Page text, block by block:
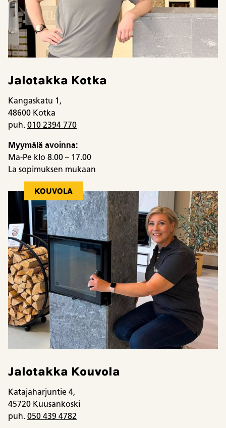
Jalotakka Kotka
Kangaskatu 1,
48600 Kotka
puh. 010 2394 770
Myymälä avoinna:
Ma-Pe klo 8.00 – 17.00
La sopimuksen mukaan
KOUVOLA
Jalotakka Kouvola
Katajaharjuntie 4,
45720 Kuusankoski
puh. 050 439 4782